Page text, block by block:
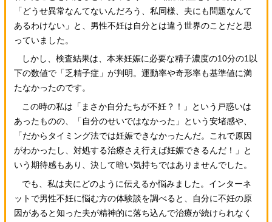
「どうせ異常なんてないんだろう、私同様、夫にも問題なんて
あるわけない」と、男性不妊は自分とは違う世界のことだと思
っていました。
しかし、検査結果は、本来妊娠に必要な精子濃度の10分の1以
下の数値で「乏精子症」が判明。運動率や奇形率も基準値に満
たなかったのです。
この時の私は「まさか自分たちが不妊？！」という戸惑いは
あったものの、「自分のせいではなかった」という安堵感や、
「だからタイミング法では妊娠できなかったんだ。これで原因
がわかったし、対処する治療さえ行えば妊娠できるんだ！」と
いう期待感もあり、決して暗い気持ちではありませんでした。
でも、私は夫にどのように伝えるか悩みました。インターネ
ットで男性不妊に悩む方の体験談を調べると、自分に不妊の原
因があると知った夫が精神的に落ち込んで治療が続けられなく